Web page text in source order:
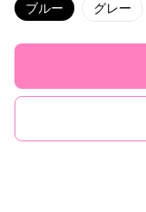
ブルー グレー